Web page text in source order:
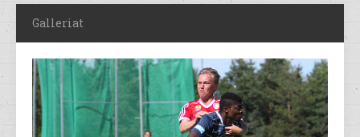
Galleriat